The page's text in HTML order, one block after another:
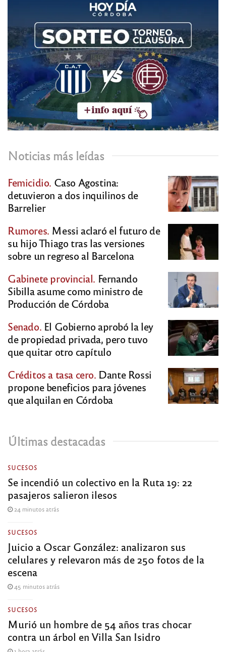
Noticias más leídas
Femicidio. Caso Agostina:
detuvieron a dos inquilinos de
Barrelier
Rumores. Messi aclaró el futuro de
su hijo Thiago tras las versiones
sobre un regreso al Barcelona
Gabinete provincial. Fernando
Sibilla asume como ministro de
Producción de Córdoba
Senado. El Gobierno aprobó la ley
de propiedad privada, pero tuvo
que quitar otro capítulo
Créditos a tasa cero. Dante Rossi
propone beneficios para jóvenes
que alquilan en Córdoba
Últimas destacadas
SUCESOS
Se incendió un colectivo en la Ruta 19: 22
pasajeros salieron ilesos
24 minutos atrás
SUCESOS
Juicio a Oscar González: analizaron sus
celulares y relevaron más de 250 fotos de la
escena
45 minutos atrás
SUCESOS
Murió un hombre de 54 años tras chocar
contra un árbol en Villa San Isidro